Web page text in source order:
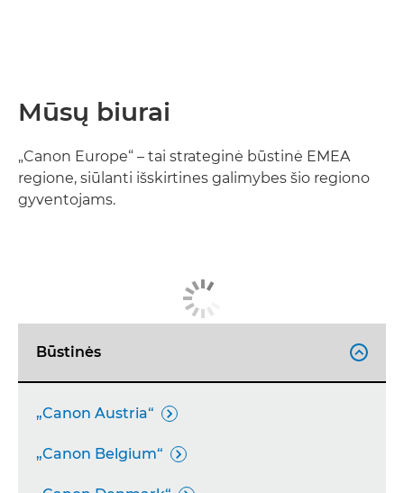
Mūsų biurai
„Canon Europe“ – tai strateginė būstinė EMEA
regione, siūlanti išskirtines galimybes šio regiono
gyventojams.
Būstinės 
„Canon Austria“ 
„Canon Belgium“ 